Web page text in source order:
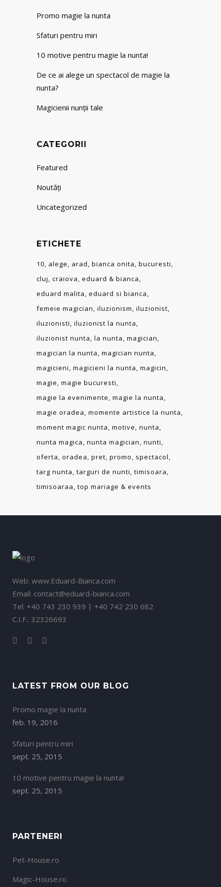
Promo magie la nunta
Sfaturi pentru miri
10 motive pentru magie la nunta!
De ce ai alege un spectacol de magie la
nunta?
Magicienii nunții tale
CATEGORII
Featured
Noutăți
Uncategorized
ETICHETE
10 alege arad bianca onita bucuresti
cluj craiova eduard & bianca
eduard malita eduard si bianca
femeie magician iluzionism iluzionist
iluzionisti iluzionist la nunta
iluzionist nunta la nunta magician
magician la nunta magician nunta
magicieni magicieni la nunta magicin
magie magie bucuresti
magie la evenimente magie la nunta
magie oradea momente artistice la nunta
moment magic nunta motive nunta
nunta magica nunta magician nunti
oferta oradea pret promo
spectacol
targ nunta targuri de nunti timisoara
timisoaraa top mariage & events
Web: www.Eduard-Bianca.com
Email: contact@eduard-bianca.com
Tel: +40 743 230 939 | +40 742 230 682
C.I.F.: 32326693
LATEST FROM OUR BLOG
Promo magie la nunta
feb. 19, 2016
Sfaturi pentru miri
sept. 25, 2015
10 motive pentru magie la nunta!
sept. 25, 2015
PARTENERI
Pet-House.ro
Magic-House.ro